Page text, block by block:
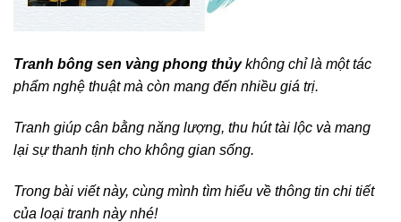
Tranh bông sen vàng phong thủykhông chỉ là một tác
phẩm nghệ thuật mà còn mang đến nhiều giá trị.
Tranh giúp cân bằng năng lượng, thu hút tài lộc và mang
lại sự thanh tịnh cho không gian sống.
Trong bài viết này, cùng mình tìm hiểu về thông tin chi tiết
của loại tranh này nhé!